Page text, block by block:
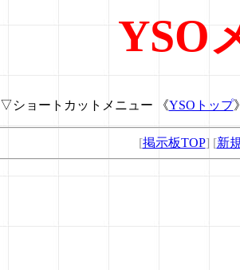
YSO
▽ショートカットメニュー 《YSOトップ
[掲示板TOP] [新